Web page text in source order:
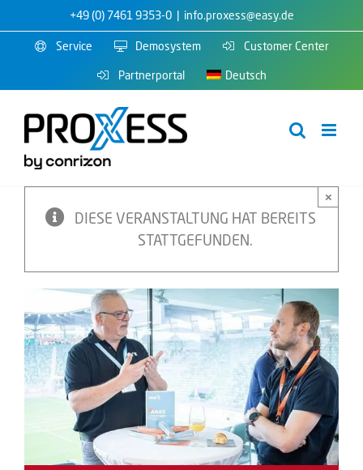
Inhalt
springen
+49 (0) 7461 9353-0 | info.proxess@easy.de
Service
Demosystem
Customer Center
Partnerportal
Deutsch
DIESE VERANSTALTUNG HAT BEREITS
STATTGEFUNDEN.
×